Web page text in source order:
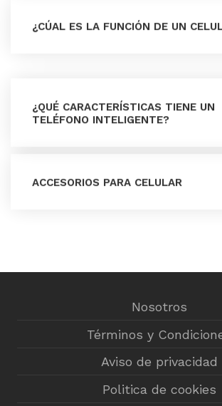
¿CÚAL ES LA FUNCIÓN DE UN
¿QUÉ CARACTERÍSTICAS TIENE UN
TELÉFONO INTELIGENTE?
ACCESORIOS PARA CELULAR
Nosotros
Términos y
Aviso de privacidad
Politica de cookies